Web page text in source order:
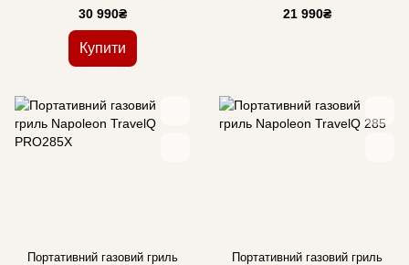
PRO285X
30 990₴
Купити
21 990₴
Портативний газовий гриль
Портативний газовий гриль